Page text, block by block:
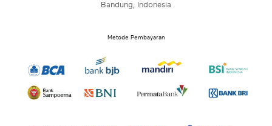
Bandung, Indonesia
Metode Pembayaran